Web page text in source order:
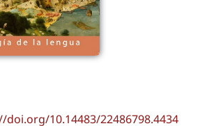
doi.org/10.14483/22486798.4434